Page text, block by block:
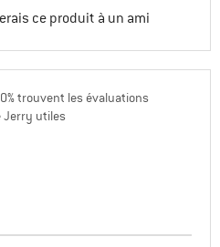
ce produit à un ami
trouvent les évaluations
Jerry utiles